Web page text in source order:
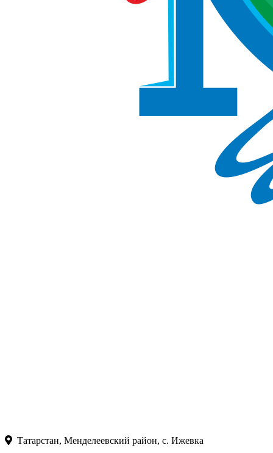
Татарстан, Менделеевский район, с. Ижевка